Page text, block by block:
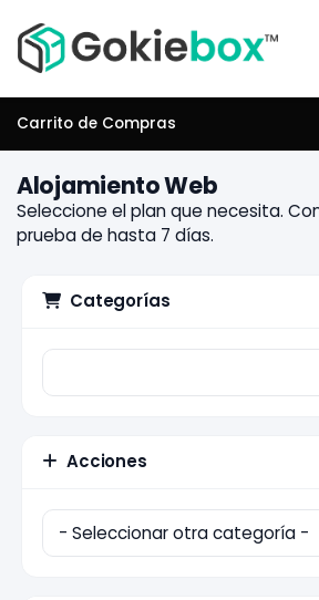
Carrito de Compras
Alojamiento Web
Seleccione el plan que necesita.
prueba de hasta 7 días.
Categorías
Acciones